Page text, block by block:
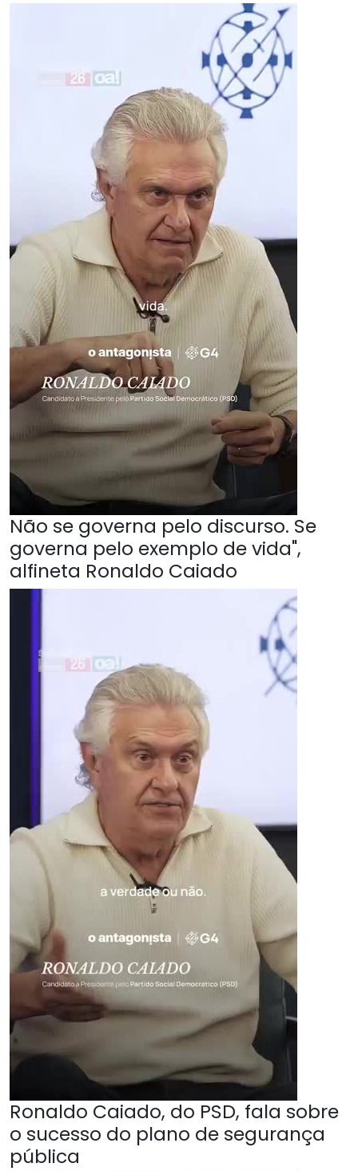
Não se governa pelo discurso. Se
governa pelo exemplo de vida",
alfineta Ronaldo Caiado
Ronaldo Caiado, do PSD, fala sobre
o sucesso do plano de segurança
pública